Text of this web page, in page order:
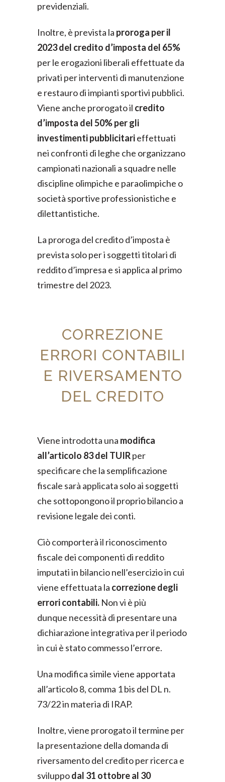
previdenziali.
Inoltre, è prevista la proroga per il
2023 del credito d’imposta del 65%
per le erogazioni liberali effettuate da
privati per interventi di manutenzione
e restauro di impianti sportivi pubblici.
Viene anche prorogato il credito
d’imposta del 50% per gli
investimenti pubblicitarieffettuati
nei confronti di leghe che organizzano
campionati nazionali a squadre nelle
discipline olimpiche e paraolimpiche o
società sportive professionistiche e
dilettantistiche.
La proroga del credito d’imposta è
prevista solo per i soggetti titolari di
reddito d’impresa e si applica al primo
trimestre del 2023.
CORREZIONE
ERRORI CONTABILI
E RIVERSAMENTO
DEL CREDITO
Viene introdotta una modifica
all’articolo 83 del TUIRper
specificare che la semplificazione
fiscale sarà applicata solo ai soggetti
che sottopongono il proprio bilancio a
revisione legale dei conti.
Ciò comporterà il riconoscimento
fiscale dei componenti di reddito
imputati in bilancio nell’esercizio in cui
viene effettuata la correzione degli
errori contabili. Non vi è più
dunque necessità di presentare una
dichiarazione integrativa per il periodo
in cui è stato commesso l’errore.
Una modifica simile viene apportata
all’articolo 8, comma 1 bis del DL n.
73/22 in materia di IRAP.
Inoltre, viene prorogato il termine per
la presentazione della domanda di
riversamento del credito per ricerca e
sviluppodal 31 ottobre al 30